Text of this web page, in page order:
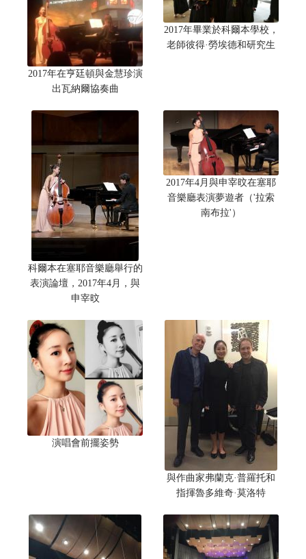
2017年在亨廷頓與金慧珍演
出瓦納爾協奏曲
2017年畢業於科爾本學校，
老師彼得·勞埃德和研究生
科爾本在塞耶音樂廳舉行的
表演論壇，2017年4月，與
申宰旼
2017年4月與申宰旼在塞耶
音樂廳表演夢遊者（'拉索
南布拉'）
演唱會前擺姿勢
與作曲家弗蘭克·普羅托和
指揮魯多維奇·莫洛特